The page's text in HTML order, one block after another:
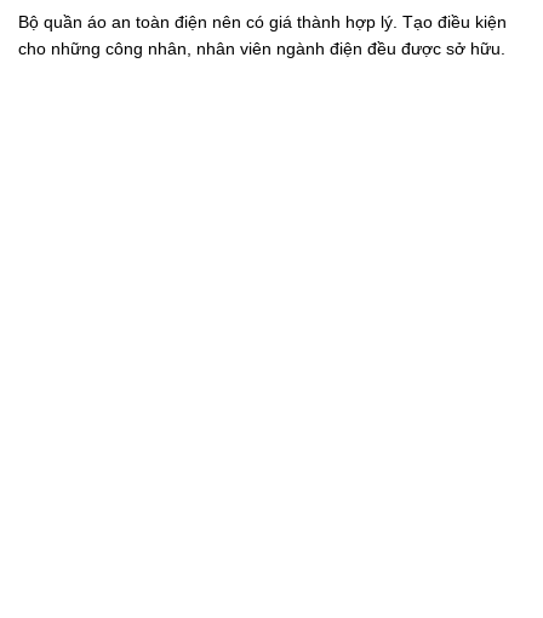
Bộ quần áo an toàn điện nên có giá thành hợp lý. Tạo điều kiện
cho những công nhân, nhân viên ngành điện đều được sở hữu.